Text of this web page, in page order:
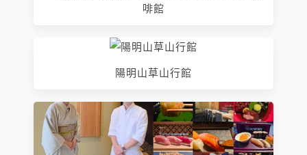
啡館
陽明山草山行館